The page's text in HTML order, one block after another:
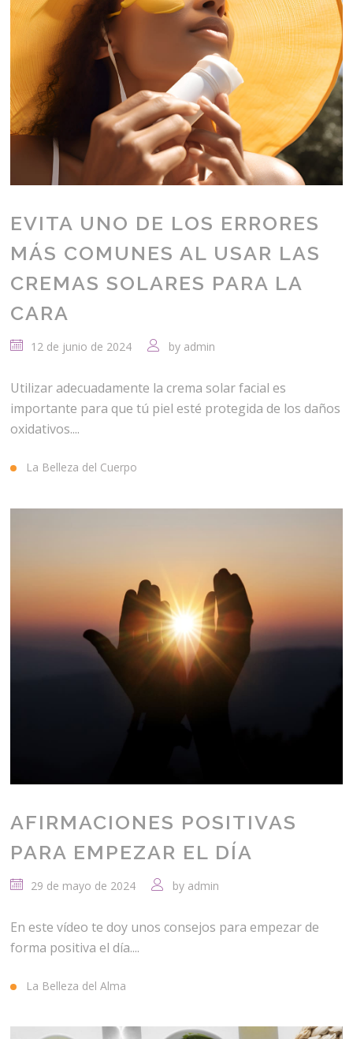
EVITA UNO DE LOS ERRORES
MÁS COMUNES AL USAR LAS
CREMAS SOLARES PARA LA
CARA
12 de junio de 2024 by admin
Utilizar adecuadamente la crema solar facial es
importante para que tú piel esté protegida de los daños
oxidativos....
La Belleza del Cuerpo
AFIRMACIONES POSITIVAS
PARA EMPEZAR EL DÍA
29 de mayo de 2024 by admin
En este vídeo te doy unos consejos para empezar de
forma positiva el día....
La Belleza del Alma